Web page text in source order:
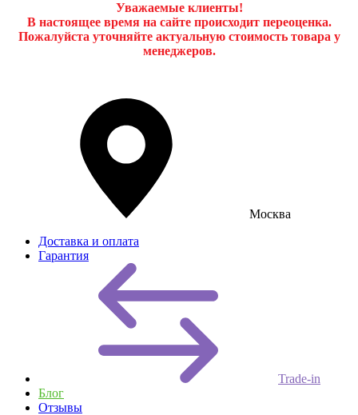
Уважаемые клиенты!
В настоящее время на сайте происходит переоценка.
Пожалуйста уточняйте актуальную стоимость товара у
менеджеров.
Москва
Доставка и оплата
Гарантия
Trade-in
Блог
Отзывы